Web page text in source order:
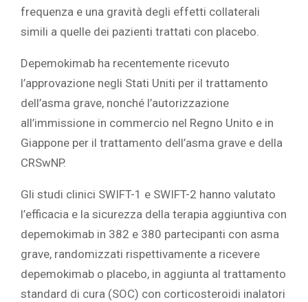
frequenza e una gravità degli effetti collaterali
simili a quelle dei pazienti trattati con placebo.
Depemokimab ha recentemente ricevuto
l’approvazione negli Stati Uniti per il trattamento
dell’asma grave, nonché l’autorizzazione
all’immissione in commercio nel Regno Unito e in
Giappone per il trattamento dell’asma grave e della
CRSwNP.
Gli studi clinici SWIFT-1 e SWIFT-2 hanno valutato
l’efficacia e la sicurezza della terapia aggiuntiva con
depemokimab in 382 e 380 partecipanti con asma
grave, randomizzati rispettivamente a ricevere
depemokimab o placebo, in aggiunta al trattamento
standard di cura (SOC) con corticosteroidi inalatori